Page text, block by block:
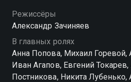
Режиссёры
Александр Зачиняев
В главных ролях
Анна Попова, Михаил Горевой,
Иван Агапов, Евгений
Постникова, Никита